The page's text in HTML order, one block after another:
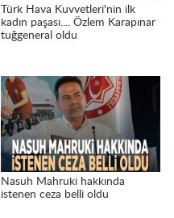
Türk Hava Kuvvetleri'nin ilk
kadın paşası.... Özlem Karapınar
tuğgeneral oldu
Nasuh Mahruki hakkında
istenen ceza belli oldu